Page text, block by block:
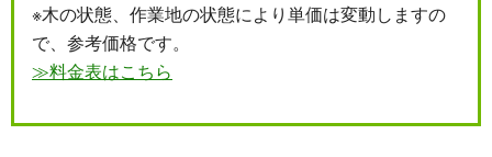
※木の状態、作業地の状態により単価は変動しますの
で、参考価格です。
≫料金表はこちら